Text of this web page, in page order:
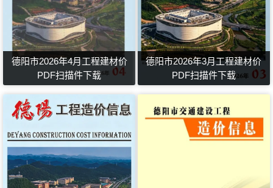
德阳市2026年4月工程建材价
PDF扫描件下载
德阳市2026年3月工程建材价
PDF扫描件下载